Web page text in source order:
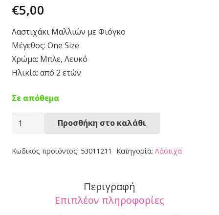
€5,00
Λαστιχάκι Μαλλιών με Φιόγκο
Μέγεθος: One Size
Χρώμα: Μπλε, Λευκό
Ηλικία: από 2 ετών
Σε απόθεμα
Λαστιχάκι
53011211
Προσθήκη στο καλάθι
Κωδικός προϊόντος: 53011211 Κατηγορία: Λάστιχα
Περιγραφή
Επιπλέον πληροφορίες